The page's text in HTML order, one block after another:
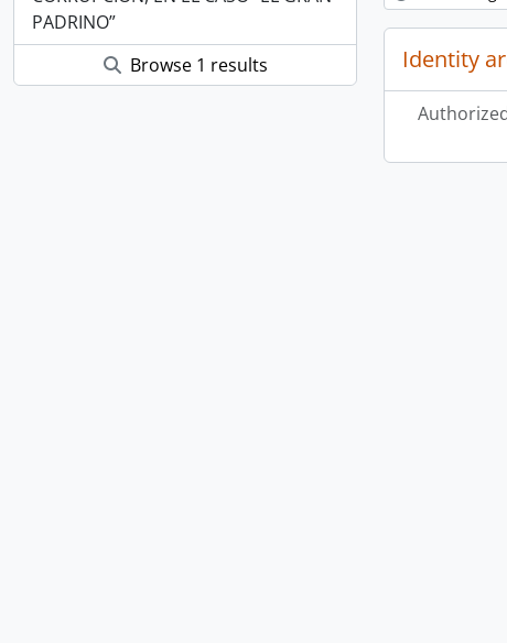
PADRINO”
Browse 1 results
Identity